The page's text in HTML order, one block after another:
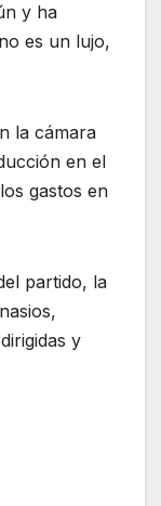
y ha
es un lujo,
la cámara
en el
gastos en
partido, la
y